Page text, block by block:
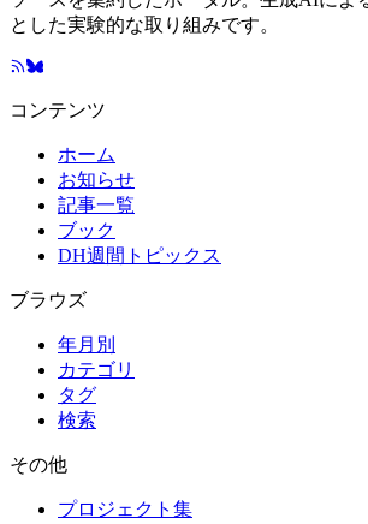
とした実験的な取り組みです。
コンテンツ
ホーム
お知らせ
記事一覧
ブック
DH週間トピックス
ブラウズ
年月別
カテゴリ
タグ
検索
その他
プロジェクト集